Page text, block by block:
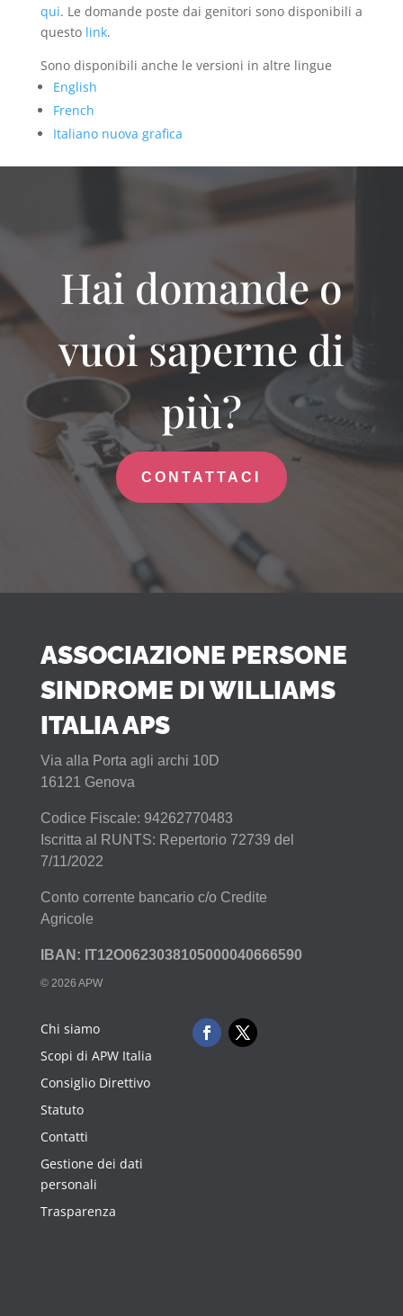
qui. Le domande poste dai genitori sono disponibili a
questo link.
Sono disponibili anche le versioni in altre lingue
English
French
Italiano nuova grafica
Hai domande o
vuoi saperne di
più?
CONTATTACI
ASSOCIAZIONE PERSONE
SINDROME DI WILLIAMS
ITALIA APS
Via alla Porta agli archi 10D
16121 Genova
Codice Fiscale: 94262770483
Iscritta al RUNTS: Repertorio 72739 del
7/11/2022
Conto corrente bancario c/o Credite
Agricole
IBAN: IT12O0623038105000040666590
© 2026 APW
Chi siamo
Scopi di APW Italia
Consiglio Direttivo
Statuto
Contatti
Gestione dei dati
personali
Trasparenza